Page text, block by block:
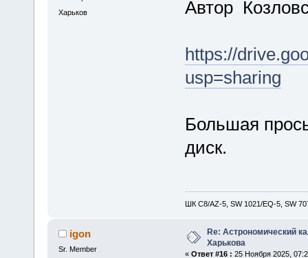
Харьков
Автор
https://
usp=sharing
Большая
диск.
ШК С8/AZ-5, SW 1021/EQ-5, SW
igon
Sr. Member
Re: Астрономический
Харькова
« Ответ #16 : 25 Ноября 2025,